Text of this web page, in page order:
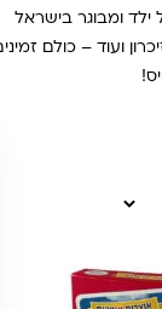
בישראל
ועוד – כולם זמינים